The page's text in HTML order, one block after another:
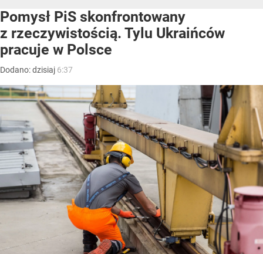
Pomysł PiS skonfrontowany
z rzeczywistością. Tylu Ukraińców
pracuje w Polsce
Dodano:dzisiaj 6:37